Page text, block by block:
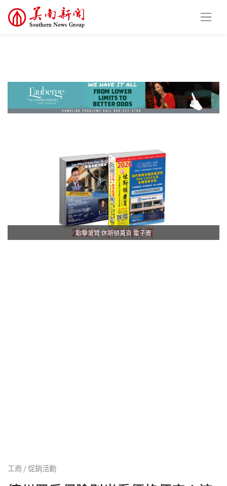
點擊瀏覽 休斯頓黃頁 電子書
工商 / 促銷活動